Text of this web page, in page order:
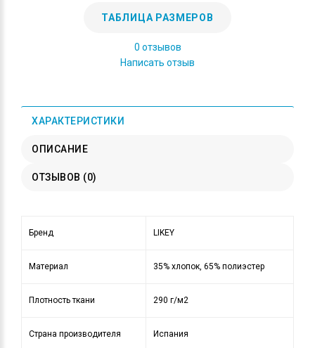
ТАБЛИЦА РАЗМЕРОВ
0 отзывов
Написать отзыв
ХАРАКТЕРИСТИКИ
ОПИСАНИЕ
ОТЗЫВОВ (0)
Бренд LIKEY
Материал 35% хлопок, 65% полиэстер
Плотность ткани 290 г/м2
Страна производителя Испания